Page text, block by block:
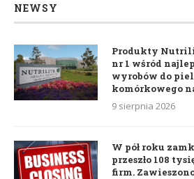
NEWSY
Produkty
nr 1 wśród
wyrobów do
komórkowego
9 sierpnia 2026
W pół roku
przeszło 108
firm.